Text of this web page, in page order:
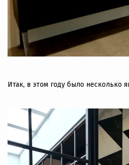
Итак, в этом году было несколько